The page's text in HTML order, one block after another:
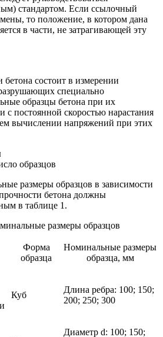
стандартом. Если ссылочный
то положение, в котором дана
в части, не затрагивающей эту
состоит в измерении
специально
образцы бетона при их
с постоянной скоростью нарастания
вычислении напряжений при этих
образцов
размеры образцов в зависимости
бетона должны
в таблице 1.
размеры образцов
Форма
образца
Номинальные размеры
образца, мм
Куб
Длина ребра: 100; 150;
200; 250; 300
Диаметр d: 100; 150;